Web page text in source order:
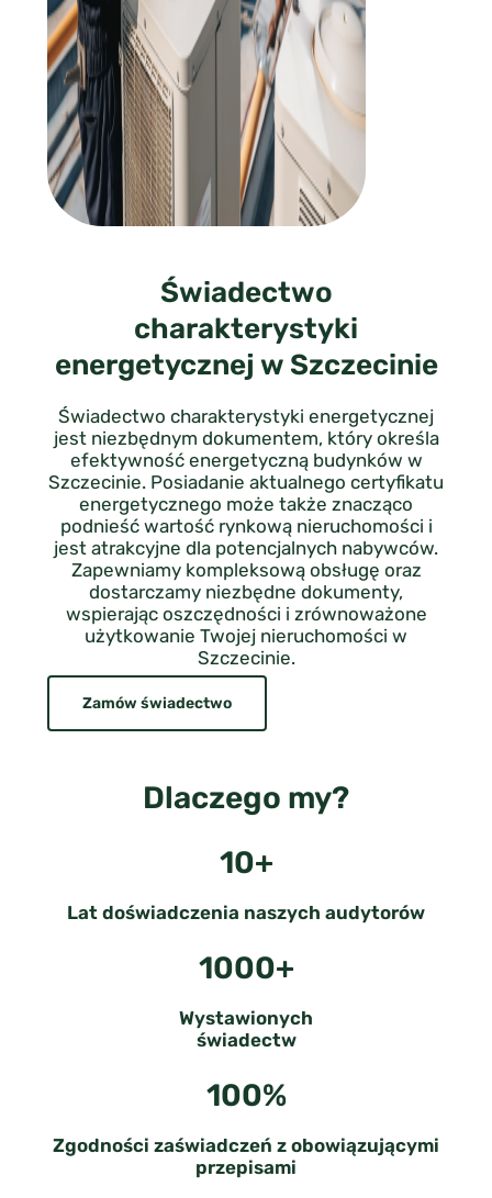
Świadectwo
charakterystyki
energetycznej w Szczecinie
Świadectwo charakterystyki energetycznej
jest niezbędnym dokumentem, który określa
efektywność energetyczną budynków w
Szczecinie. Posiadanie aktualnego certyfikatu
energetycznego może także znacząco
podnieść wartość rynkową nieruchomości i
jest atrakcyjne dla potencjalnych nabywców.
Zapewniamy kompleksową obsługę oraz
dostarczamy niezbędne dokumenty,
wspierając oszczędności i zrównoważone
użytkowanie Twojej nieruchomości w
Szczecinie.
Zamów świadectwo
Dlaczego my?
10+
Lat doświadczenia naszych audytorów
1000+
Wystawionych
świadectw
100%
Zgodności zaświadczeń z obowiązującymi
przepisami